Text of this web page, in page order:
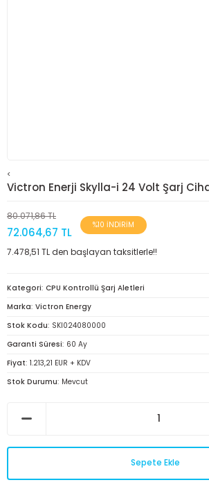
<
Victron Enerji Skylla-i 24 Volt Şarj
80.071,86 TL
72.064,67 TL
%10 İNDİRİM
7.478,51 TL den başlayan taksitlerle!!
Kategori CPU Kontrollü Şarj Aletleri
Marka Victron Energy
Stok Kodu SKI024080000
Garanti Süresi 60 Ay
Fiyat 1.213,21 EUR + KDV
Stok Durumu Mevcut
Sepete Ekle